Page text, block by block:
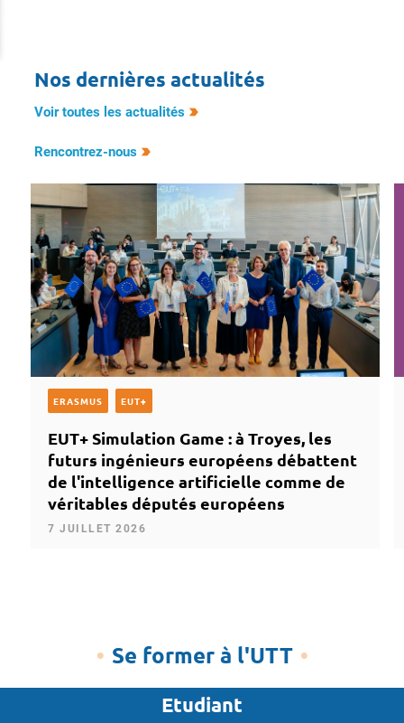
Nos dernières actualités
Voir toutes les actualités
Rencontrez-nous
ERASMUS EUT+
EUT+ Simulation Game : à Troyes, les
futurs ingénieurs européens débattent
de l'intelligence artificielle comme de
véritables députés européens
7 JUILLET 2026
Se former à l'UTT
Etudiant